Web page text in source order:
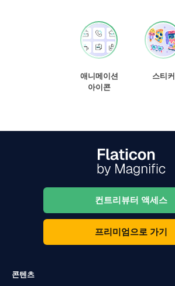
애니메이션
아이콘
스티커
컨트리뷰터 액세스
프리미엄으로 가기
콘텐츠